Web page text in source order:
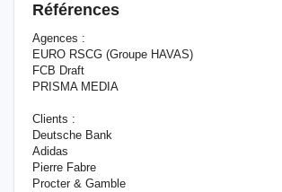
Références
Agences :
EURO RSCG (Groupe HAVAS)
FCB Draft
PRISMA MEDIA
Clients :
Deutsche Bank
Adidas
Pierre Fabre
Procter & Gamble